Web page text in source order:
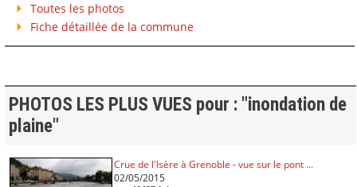
Toutes les photos
Fiche détaillée de la commune
PHOTOS LES PLUS VUES pour : "inondation de
plaine"
Crue de l'Isère à Grenoble - vue sur le pont ...
02/05/2015